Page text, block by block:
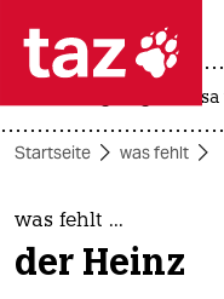
 taz
themen
politik
Startseite was fehlt
was fehlt ...
der Heinz